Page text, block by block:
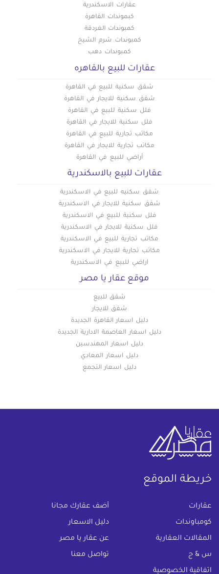
عقارات الاسكندرية
كبموندات القاهرة
كمبوندات الغردقة
كمبوندات شرم الشيخ
كمبوندات دهب
عقارات للبيع بالقاهره
شقق سكنية للبيع في القاهرة
شقق سكنية للايجار في القاهرة
فلل سكنية للبيع في القاهرة
فلل سكنية للايجار في القاهرة
مكاتب تجارية للبيع في القاهرة
مكاتب تجارية للايجار في القاهرة
أراضي للبيع في القاهرة
عقارات للبيع بالاسكندرية
شقق سكنيه للبيع في الاسكندرية
شقق سكنية للايجار في الاسكندرية
فلل سكنية للبيع في الاسكندرية
فلل سكنية للايجار في الاسكندرية
مكاتب تجارية للبيع في الاسكندرية
مكاتب تجارية للايجار في الاسكندرية
اراضي للبيع في الاسكندرية
موقع عقار يا مصر
شقق للبيع
شقق للايجار
دليل اسعار القاهرة الجديدة
دليل اسعار العاصمة الادارية الجديدة
دليل اسعار المهندسين
دليل اسعار المعادي
دليل اسعار التجمع
خريطة الموقع
عقارات أضف عقارك مجانا
كومباوندات دليل الاسعار
المقالات العقارية عن عقار يا مصر
س & ج تواصل معنا
اتفاقية الخصوصية